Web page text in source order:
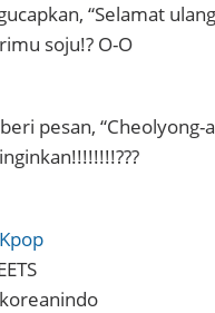
“Selamat
soju!? O-O
pesan, “Cheolyong-